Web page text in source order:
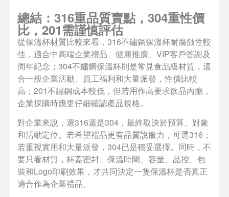
總結：316重品質賣點，304重性價
比，201需謹慎評估
從保溫杯材質比較來看，316不鏽鋼保溫杯耐腐蝕性較
佳，適合中高端企業禮品、健康推廣、VIP客戶答謝及
周年紀念；304不鏽鋼保溫杯則是常見食品級材質，適
合一般企業活動、員工福利和大量派發，性價比較
高；201不鏽鋼成本較低，但若用作高要求飲品內膽，
企業採購時應更仔細確認產品規格。
對企業來說，選316還是304，最終取決於預算、對象
和活動定位。若希望禮品更有品質說服力，可選316；
若重視實用和大量派發，304已是穩妥選擇。同時，不
要只看材質，杯蓋密封、保溫時間、容量、品控、包
裝和Logo印刷效果，才共同決定一隻保溫杯是否真正
適合作為企業禮品。